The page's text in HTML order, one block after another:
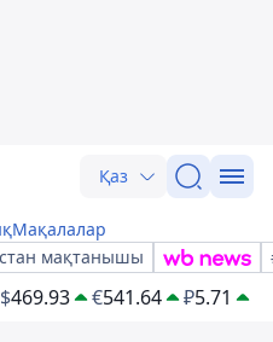
Қаз
Мақалалар
мақтанышы
$469.93 €541.64 ₽5.71